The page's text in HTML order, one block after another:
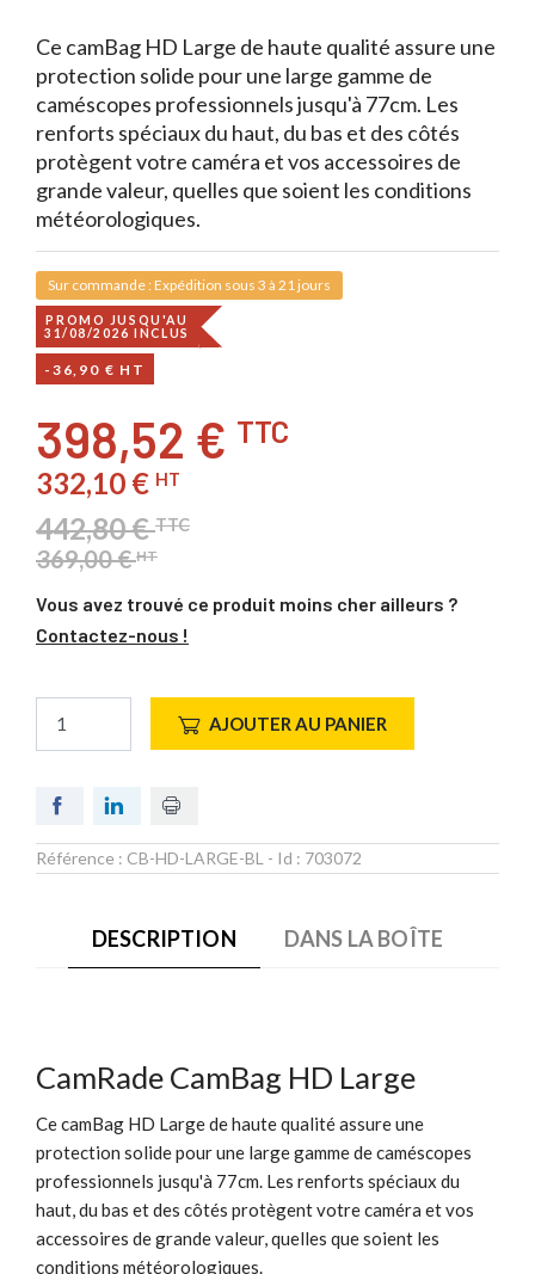
Ce camBag HD Large de haute qualité assure une
protection solide pour une large gamme de
caméscopes professionnels jusqu'à 77cm. Les
renforts spéciaux du haut, du bas et des côtés
protègent votre caméra et vos accessoires de
grande valeur, quelles que soient les conditions
météorologiques.
Sur commande : Expédition sous 3 à 21 jours
PROMO JUSQU'AU
31/08/2026 INCLUS
-36,90 € HT
398,52 € TTC
332,10 € HT
442,80 €TTC
369,00 €HT
Vous avez trouvé ce produit moins cher ailleurs ?
Contactez-nous !
AJOUTER AU PANIER
Référence : CB-HD-LARGE-BL - Id : 703072
DESCRIPTION DANS LA BOÎTE
CamRade CamBag HD Large
Ce camBag HD Large de haute qualité assure une
protection solide pour une large gamme de caméscopes
professionnels jusqu'à 77cm. Les renforts spéciaux du
haut, du bas et des côtés protègent votre caméra et vos
accessoires de grande valeur, quelles que soient les
conditions météorologiques.